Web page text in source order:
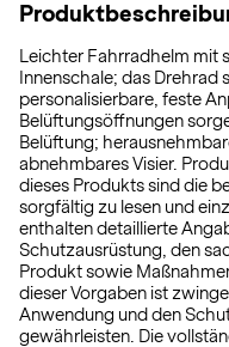
Leichter Fahrradhelm
Innenschale; das Drehrad
personalisierbare, feste
Belüftungsöffnungen
Belüftung;
abnehmbares Visier.
dieses Produkts sind die
sorgfältig zu lesen und
enthalten detaillierte
Schutzausrüstung, den
Produkt sowie
dieser Vorgaben ist
Anwendung und den
gewährleisten. Die